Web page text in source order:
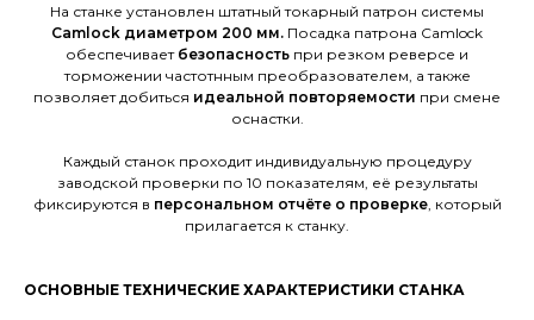
На станке установлен штатный токарный патрон системы
Camlock диаметром 200 мм. Посадка патрона Camlock
обеспечиваетбезопасность при резком реверсе и
торможении частотнным преобразователем, а также
позволяет добиться идеальной повторяемости при смене
оснастки.
Каждый станок проходит индивидуальную процедуру
заводской проверки по 10 показателям, её результаты
фиксируются в персональном отчёте о проверке, который
прилагается к станку.
ОСНОВНЫЕ ТЕХНИЧЕСКИЕ ХАРАКТЕРИСТИКИ СТАНКА